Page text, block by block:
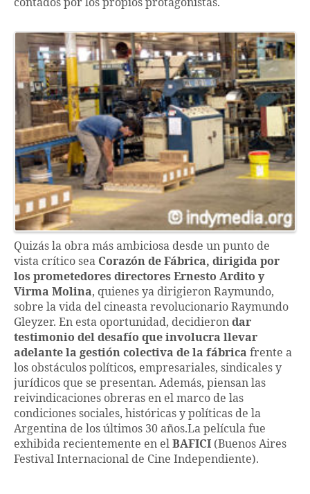
Quizás la obra más ambiciosa desde un punto de
vista crítico sea Corazón de Fábrica, dirigida por
los prometedores directores Ernesto Ardito y
Virma Molina, quienes ya dirigieron Raymundo,
sobre la vida del cineasta revolucionario Raymundo
Gleyzer. En esta oportunidad, decidieron dar
testimonio del desafío que involucra llevar
adelante la gestión colectiva de la fábrica frente a
los obstáculos políticos, empresariales, sindicales y
jurídicos que se presentan. Además, piensan las
reivindicaciones obreras en el marco de las
condiciones sociales, históricas y políticas de la
Argentina de los últimos 30 años.La película fue
exhibida recientemente en el BAFICI (Buenos Aires
Festival Internacional de Cine Independiente).